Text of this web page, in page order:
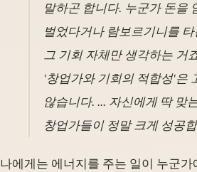
말하곤 합니다. 누군가 돈을
벌었다거나 람보르기니를
그 기회 자체만 생각하는 거
'창업가와 기회의 적합성'은
않습니다. ... 자신에게 딱 맞
창업가들이 정말 크게 성공
나에게는 에너지를 주는 일이 누군가